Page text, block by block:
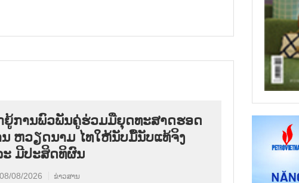
ຍູ້​ການ​ພົວ​ພັນ​ຄູ່​ຮ່ວມ​ມື​ຍຸດ​ທະ​ສາດ​ຮອດ​
ນ ຫວຽດ​ນາມ ໄທ​ໃຫ້​ນັບ​ມື້​ນັບ​ແທ້​ຈິງ
ະ ມີ​ປະ​ສິດ​ທິ​ຜົນ
08/08/2026 ຂ່າວສານ